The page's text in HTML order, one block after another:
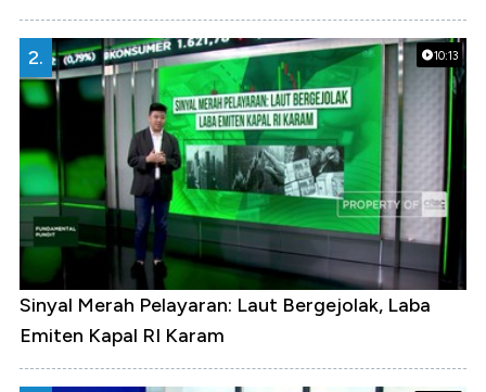
10:13
2.
Sinyal Merah Pelayaran: Laut Bergejolak, Laba
Emiten Kapal RI Karam